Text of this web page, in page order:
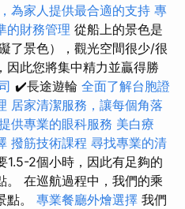
為家人提供最合適的支持 專
的財務管理 從船上的景色是
了景色），觀光空間很少/很
因此您將集中精力並贏得勝
✔️長途遊輪 全面了解台胞證
居家清潔服務，讓每個角落
供專業的眼科服務 美白療
撥筋技術課程 尋找專業的清
1.5-2個小時，因此有足夠的
。 在巡航過程中，我們的乘
點。 專業餐廳外燴選擇 我們